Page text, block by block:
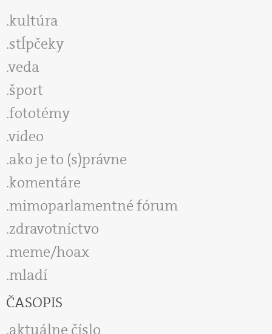
kultúra
stĺpčeky
veda
šport
fototémy
video
ako je to (s)právne
komentáre
mimoparlamentné fórum
zdravotníctvo
meme/hoax
mladí
ČASOPIS
aktuálne číslo